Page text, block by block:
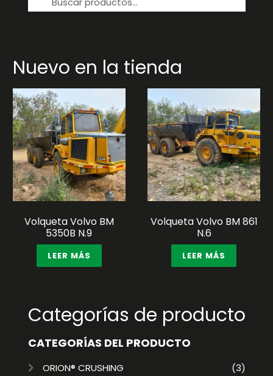
por:
Nuevo en la tienda
Volqueta Volvo BM
5350B N.9
LEER MÁS
Volqueta Volvo BM 861
N.6
LEER MÁS
Categorías de producto
CATEGORÍAS DEL PRODUCTO
ORION® CRUSHING
(3)